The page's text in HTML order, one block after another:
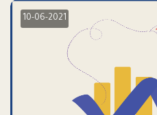
10-06-2021